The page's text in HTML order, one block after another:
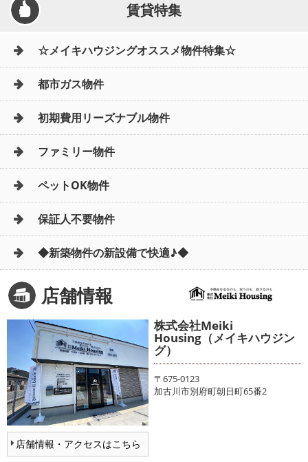
賃貸特集
☆メイキハウジングオススメ物件特集☆
都市ガス物件
初期費用リーズナブル物件
ファミリー物件
ペットOK物件
保証人不要物件
◆新築物件の新設備で快適♪◆
店舗情報
店舗情報・アクセスはこちら
株式会社Meiki
Housing（メイキハウジン
グ）
〒675-0123
加古川市別府町朝日町65番2